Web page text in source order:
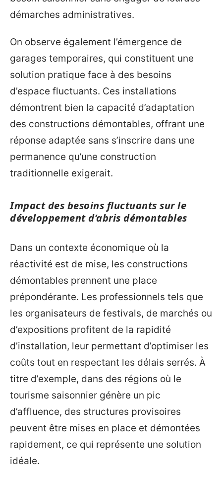
démarches administratives.
On observe également l’émergence de
garages temporaires, qui constituent une
solution pratique face à des besoins
d’espace fluctuants. Ces installations
démontrent bien la capacité d’adaptation
des constructions démontables, offrant une
réponse adaptée sans s’inscrire dans une
permanencе qu’une construction
traditionnelle exigerait.
Impact des besoins fluctuants sur le
développement d’abris démontables
Dans un contexte économique où la
réactivité est de mise, les constructions
démontables prennent une place
prépondérante. Les professionnels tels que
les organisateurs de festivals, de marchés ou
d’expositions profitent de la rapidité
d’installation, leur permettant d’optimiser les
coûts tout en respectant les délais serrés. À
titre d’exemple, dans des régions où le
tourisme saisonnier génère un pic
d’affluence, des structures provisoires
peuvent être mises en place et démontées
rapidement, ce qui représente une solution
idéale.